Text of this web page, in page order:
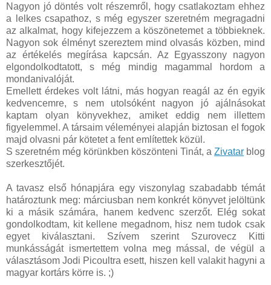
Nagyon jó döntés volt részemről, hogy csatlakoztam ehhez
a lelkes csapathoz, s még egyszer szeretném megragadni
az alkalmat, hogy kifejezzem a köszönetemet a többieknek.
Nagyon sok élményt szereztem mind olvasás közben, mind
az értékelés megírása kapcsán. Az Egyasszony nagyon
elgondolkodtatott, s még mindig magammal hordom a
mondanivalóját.
Emellett érdekes volt látni, más hogyan reagál az én egyik
kedvencemre, s nem utolsóként nagyon jó ajálnásokat
kaptam olyan könyvekhez, amiket eddig nem illettem
figyelemmel. A társaim véleményei alapján biztosan el fogok
majd olvasni pár kötetet a fent említettek közül.
S szeretném még körünkben köszönteni Tinát, a Zivatar blog
szerkesztőjét.
A tavasz első hónapjára egy viszonylag szabadabb témát
határoztunk meg: márciusban nem konkrét könyvet jelöltünk
ki a másik számára, hanem kedvenc szerzőt. Elég sokat
gondolkodtam, kit kellene megadnom, hisz nem tudok csak
egyet kiválasztani. Szívem szerint Szurovecz Kitti
munkásságát ismertettem volna meg mással, de végül a
választásom Jodi Picoultra esett, hiszen kell valakit hagyni a
magyar kortárs körre is. ;)